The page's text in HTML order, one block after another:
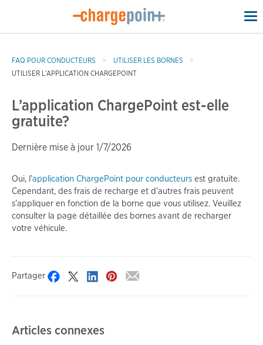
FAQ POUR CONDUCTEURS
UTILISER LES BORNES
UTILISER L’APPLICATION CHARGEPOINT
L’application ChargePoint est-elle
gratuite?
Dernière mise à jour 1/7/2026
Oui, l’application ChargePoint pour conducteurs est gratuite.
Cependant, des frais de recharge et d’autres frais peuvent
s’appliquer en fonction de la borne que vous utilisez. Veuillez
consulter la page détaillée des bornes avant de recharger
votre véhicule.
Partager
Articles connexes